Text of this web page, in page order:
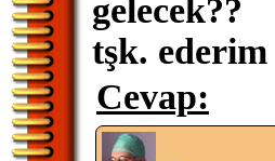
gelecek??
tşk.
Cevap: